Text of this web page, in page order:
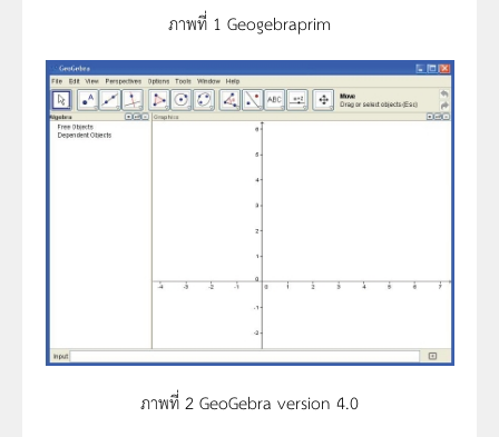
ภาพที่ 1 Geogebraprim
ภาพที่ 2 GeoGebra version 4.0